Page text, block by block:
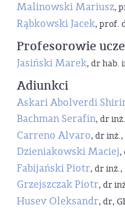
Malinowski Mariusz,
Rąbkowski Jacek, prof.
Profesorowie
Jasiński Marek, dr hab.
Adiunkci
Askari Abolverdi
Bachman Serafin, dr
Carreno Alvaro, dr inż.,
Dzieniakowski Maciej,
Fabijański Piotr, dr inż.,
Grzejszczak Piotr, dr
Husev Oleksandr, dr,